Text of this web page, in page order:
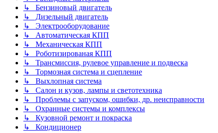
↳ Бензиновый двигатель
↳ Дизельный двигатель
↳ Электрооборудование
↳ Автоматическая КПП
↳ Механическая КПП
↳ Роботизированая КПП
↳ Трансмиссия, рулевое управление и подвеска
↳ Тормозная система и сцепление
↳ Выхлопная система
↳ Салон и кузов, лампы и светотехника
↳ Проблемы с запуском, ошибки, др. неисправности
↳ Охранные системы и комплексы
↳ Кузовной ремонт и покраска
↳ Кондиционер